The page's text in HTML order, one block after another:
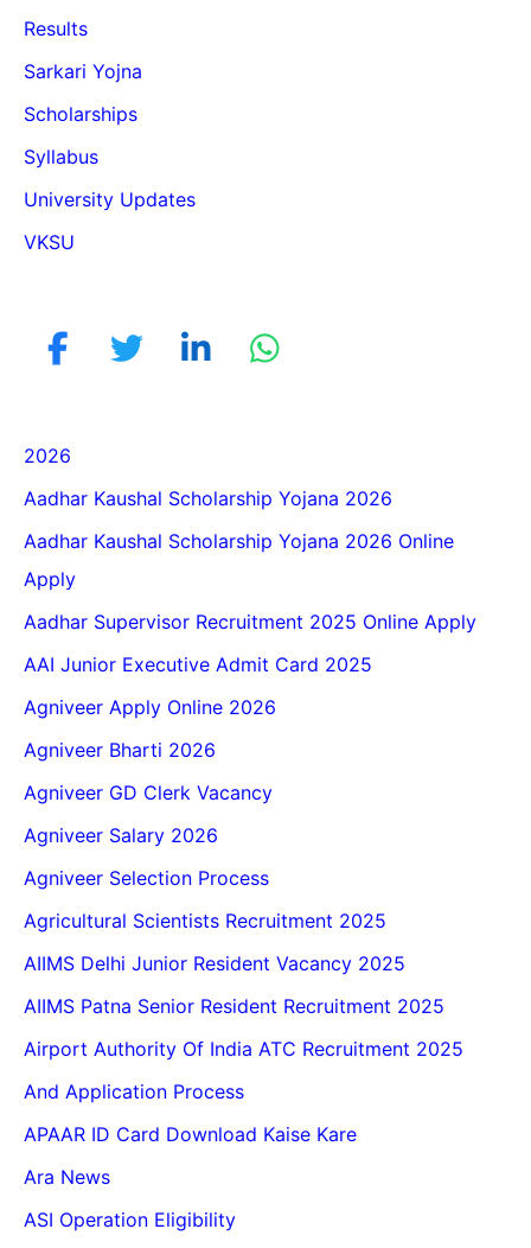
Results
Sarkari Yojna
Scholarships
Syllabus
University Updates
VKSU
2026
Aadhar Kaushal Scholarship Yojana 2026
Aadhar Kaushal Scholarship Yojana 2026 Online
Apply
Aadhar Supervisor Recruitment 2025 Online Apply
AAI Junior Executive Admit Card 2025
Agniveer Apply Online 2026
Agniveer Bharti 2026
Agniveer GD Clerk Vacancy
Agniveer Salary 2026
Agniveer Selection Process
Agricultural Scientists Recruitment 2025
AIIMS Delhi Junior Resident Vacancy 2025
AIIMS Patna Senior Resident Recruitment 2025
Airport Authority Of India ATC Recruitment 2025
And Application Process
APAAR ID Card Download Kaise Kare
Ara News
ASI Operation Eligibility